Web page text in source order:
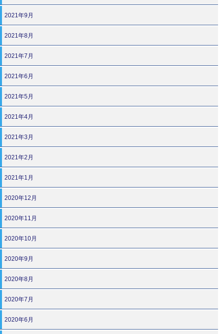
2021年9月
2021年8月
2021年7月
2021年6月
2021年5月
2021年4月
2021年3月
2021年2月
2021年1月
2020年12月
2020年11月
2020年10月
2020年9月
2020年8月
2020年7月
2020年6月